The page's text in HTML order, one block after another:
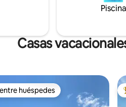
Piscina
Casas
huéspedes
huéspedes